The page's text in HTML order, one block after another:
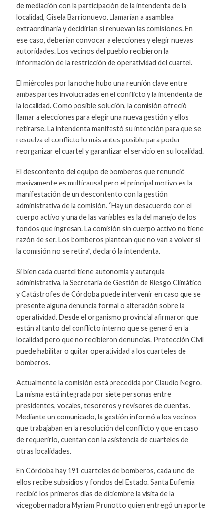
de mediación con la participación de la intendenta de la
localidad, Gisela Barrionuevo. Llamarían a asamblea
extraordinaria y decidirían si renuevan las comisiones. En
ese caso, deberían convocar a elecciones y elegir nuevas
autoridades. Los vecinos del pueblo recibieron la
información de la restricción de operatividad del cuartel.
El miércoles por la noche hubo una reunión clave entre
ambas partes involucradas en el conflicto y la intendenta de
la localidad. Como posible solución, la comisión ofreció
llamar a elecciones para elegir una nueva gestión y ellos
retirarse. La intendenta manifestó su intención para que se
resuelva el conflicto lo más antes posible para poder
reorganizar el cuartel y garantizar el servicio en su localidad.
El descontento del equipo de bomberos que renunció
masivamente es multicausal pero el principal motivo es la
manifestación de un descontento con la gestión
administrativa de la comisión. “Hay un desacuerdo con el
cuerpo activo y una de las variables es la del manejo de los
fondos que ingresan. La comisión sin cuerpo activo no tiene
razón de ser. Los bomberos plantean que no van a volver si
la comisión no se retira”, declaró la intendenta.
Si bien cada cuartel tiene autonomía y autarquía
administrativa, la Secretaría de Gestión de Riesgo Climático
y Catástrofes de Córdoba puede intervenir en caso que se
presente alguna denuncia formal o alteración sobre la
operatividad. Desde el organismo provincial afirmaron que
están al tanto del conflicto interno que se generó en la
localidad pero que no recibieron denuncias. Protección Civil
puede habilitar o quitar operatividad a los cuarteles de
bomberos.
Actualmente la comisión está precedida por Claudio Negro.
La misma está integrada por siete personas entre
presidentes, vocales, tesoreros y revisores de cuentas.
Mediante un comunicado, la gestión informó a los vecinos
que trabajaban en la resolución del conflicto y que en caso
de requerirlo, cuentan con la asistencia de cuarteles de
otras localidades.
En Córdoba hay 191 cuarteles de bomberos, cada uno de
ellos recibe subsidios y fondos del Estado. Santa Eufemia
recibió los primeros días de diciembre la visita de la
vicegobernadora Myriam Prunotto quien entregó un aporte